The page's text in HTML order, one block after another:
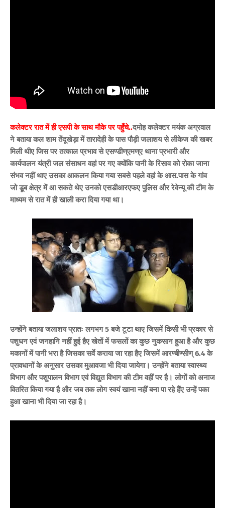
कलेक्टर रात में ही एसपी के साथ मौके पर पहुँचे..दमोह कलेक्टर मयंक अग्रवाल
ने बताया कल शाम तेंदूखेड़ा में तारादेही के पास पौड़ी जलाशय से लीकेज की खबर
मिली थीए जिस पर तत्काल प्रभाव से एसण्डीण्एमण्ए थाना प्रभारी और
कार्यपालन यंत्री जल संसाधन वहां पर गए क्योंकि पानी के रिसाव को रोका जाना
संभव नहीं थाए उसका आकलन किया गया सबसे पहले वहां के आस.पास के गांव
जो डूब क्षेत्र में आ सकते थेए उनको एसडीआरएफए पुलिस और रेवेन्यू की टीम के
माध्यम से रात में ही खाली करा दिया गया था।
उन्होंने बताया जलाशय प्रातः लगभग 5 बजे टूटा थाए जिसमें किसी भी प्रकार से
पशुधन एवं जनहानि नहीं हुई हैए खेतों में फसलों का कुछ नुकसान हुआ है और कुछ
मकानों में पानी भरा है जिसका सर्वे कराया जा रहा हैए जिसमें आरण्बीण्सीण् 6.4 के
प्रावधानों के अनुसार उसका मुआवजा भी दिया जायेगा। उन्होंने बताया स्वास्थ्य
विभाग और पशुपालन विभाग एवं विद्युत विभाग की टीम वहीं पर है। लोगों को अनाज
वितरित किया गया है और जब तक लोग स्वयं खाना नहीं बना पा रहे हैंए उन्हें पका
हुआ खाना भी दिया जा रहा है।